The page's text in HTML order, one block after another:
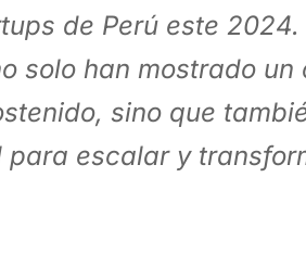
de Perú este
solo han mostrado un
sino que
para escalar y